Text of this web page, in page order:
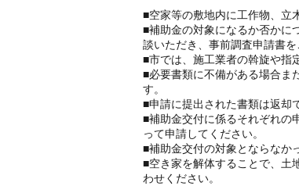
■空家等の敷地内に工作物、立
■補助金の対象になるか否かに
談いただき、事前調査申請書を
■市では、施工業者の斡旋や指
■必要書類に不備がある場合ま
す。
■申請に提出された書類は返却
■補助金交付に係るそれぞれの
って申請してください。
■補助金交付の対象とならなか
■空き家を解体することで、土
わせください。